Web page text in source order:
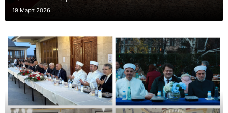
19 Март 2026